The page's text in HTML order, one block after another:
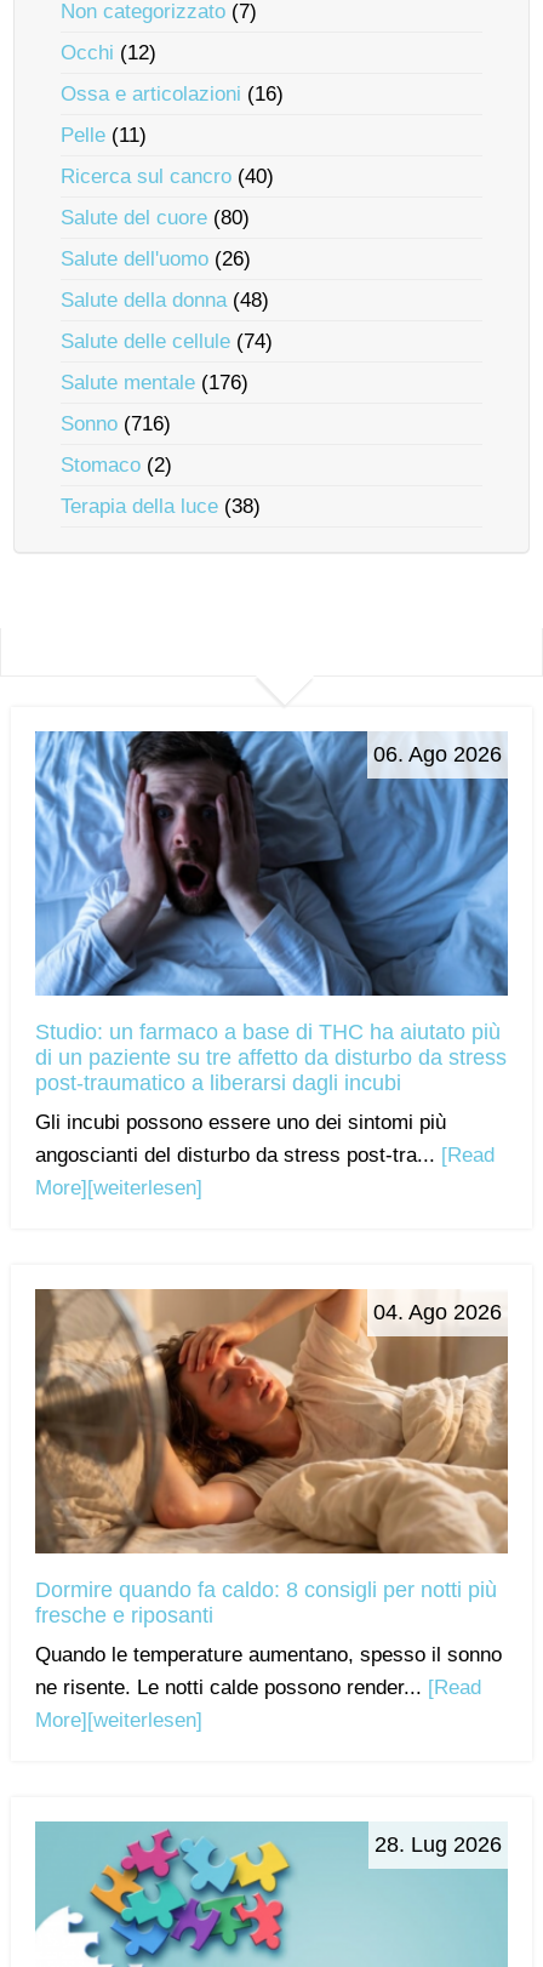
Non categorizzato (7)
Occhi (12)
Ossa e articolazioni (16)
Pelle (11)
Ricerca sul cancro (40)
Salute del cuore (80)
Salute dell'uomo (26)
Salute della donna(48)
Salute delle cellule (74)
Salute mentale (176)
Sonno (716)
Stomaco (2)
Terapia della luce (38)
06. Ago 2026
Studio: un farmaco a base di THC ha aiutato più
di un paziente su tre affetto da disturbo da stress
post-traumatico a liberarsi dagli incubi
Gli incubi possono essere uno dei sintomi più
angoscianti del disturbo da stress post-tra... [Read
More] [weiterlesen]
04. Ago 2026
Dormire quando fa caldo: 8 consigli per notti più
fresche e riposanti
Quando le temperature aumentano, spesso il sonno
ne risente. Le notti calde possono render... [Read
More] [weiterlesen]
28. Lug 2026